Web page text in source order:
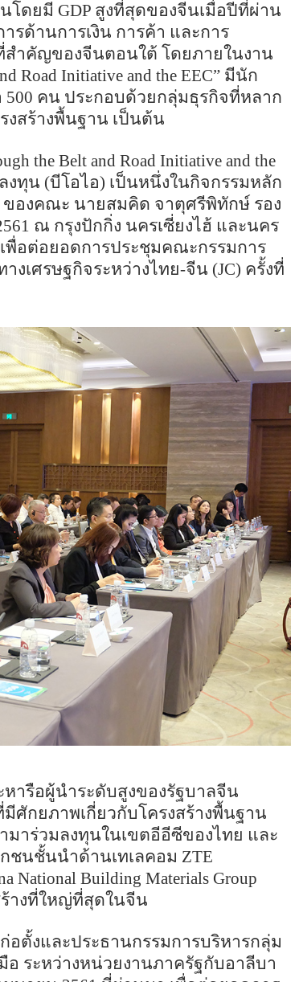
โดยมี GDP สูงที่สุดของจีนเมื่อปีที่ผ่าน
รด้านการเงิน การค้า และการ
ำคัญของจีนตอนใต้ โดยภายในงาน
Road Initiative and the EEC” มีนัก
500 คน ประกอบด้วยกลุ่มธุรกิจที่หลาก
งสร้างพื้นฐาน เป็นต้น
the Belt and Road Initiative and the
งทุน (บีโอไอ) เป็นหนึ่งในกิจกรรมหลัก
องคณะ นายสมคิด จาตุศรีพิทักษ์ รอง
ณ กรุงปักกิ่ง นครเซี่ยงไฮ้ และนคร
พื่อต่อยอดการประชุมคณะกรรมการ
งเศรษฐกิจระหว่างไทย-จีน (JC) ครั้งที่
ารือผู้นำระดับสูงของรัฐบาลจีน
ศักยภาพเกี่ยวกับโครงสร้างพื้นฐาน
าร่วมลงทุนในเขตอีอีซีของไทย และ
ชนชั้นนำด้านเทเลคอม ZTE
National Building Materials Group
างที่ใหญ่ที่สุดในจีน
อตั้งและประธานกรรมการบริหารกลุ่ม
ระหว่างหน่วยงานภาครัฐกับอาลีบา